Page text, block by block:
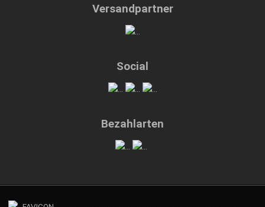
Versandpartner
Social
Bezahlarten